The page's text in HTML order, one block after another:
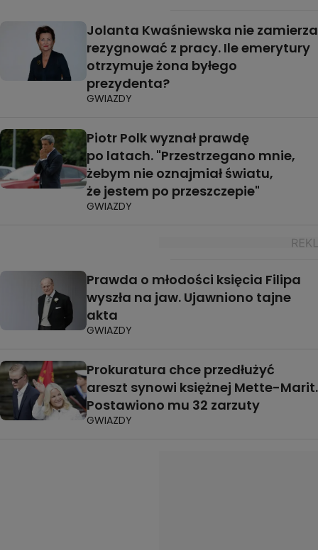
Jolanta Kwaśniewska nie zamierza
rezygnować z pracy. Ile emerytury
otrzymuje żona byłego
prezydenta?
GWIAZDY
Piotr Polk wyznał prawdę
po latach. "Przestrzegano mnie,
żebym nie oznajmiał światu,
że jestem po przeszczepie"
GWIAZDY
Prawda o młodości księcia Filipa
wyszła na jaw. Ujawniono tajne
akta
GWIAZDY
Prokuratura chce przedłużyć
areszt synowi księżnej Mette-Marit.
Postawiono mu 32 zarzuty
GWIAZDY